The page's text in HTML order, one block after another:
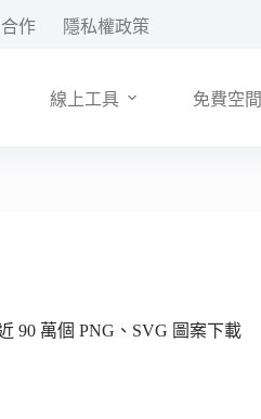
作 隱私權政策
線上工具 免費空間
90 萬個 PNG、SVG 圖案下載